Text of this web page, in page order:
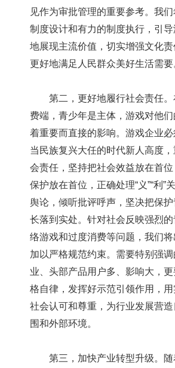
见作为审批管理的重要参考。我
制度设计和有力的制度执行，引
地展现主流价值，切实增强文化责
更好地满足人民群众美好生活需要
第二，更好地履行社会责任。
费端，青少年是主体，游戏对他
着重要而直接的影响。游戏企业
当民族复兴大任的时代新人高度
会责任，坚持把社会效益放在首位
保护放在首位，正确处理“义”“利”
舆论，倾听批评呼声，坚决把保
长落到实处。针对社会反映强烈的
络游戏和过度消费等问题，我们
加以严格规范约束。需要特别强
业、头部产品用户多、影响大，
格自律，发挥好示范引领作用，
社会认可和尊重，为行业发展营
围和外部环境。
第三，加快产业转型升级。随